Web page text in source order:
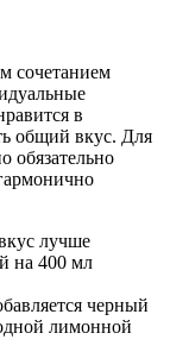
сочетанием
в
общий вкус. Для
обязательно
лучше
на 400 мл
черный
лимонной